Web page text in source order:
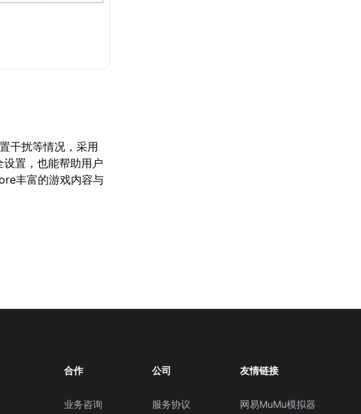
干扰等情况，采用
置，也能帮助用户
丰富的游戏内容与
合作
业务咨询
公司
服务协议
友情链接
网易MuMu模拟器